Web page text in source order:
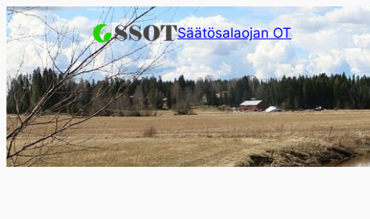
Siirry
sisältöön
Säätösalaojan OT